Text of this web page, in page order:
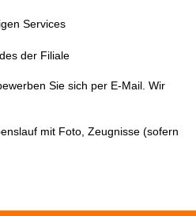
Services
der Filiale
Sie sich per E-Mail. Wir
mit Foto, Zeugnisse (sofern